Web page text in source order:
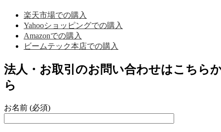
楽天市場での購入
Yahooショッピングでの購入
Amazonでの購入
ビームテック本店での購入
法人・お取引のお問い合わせはこちら
ら
お名前 (必須)